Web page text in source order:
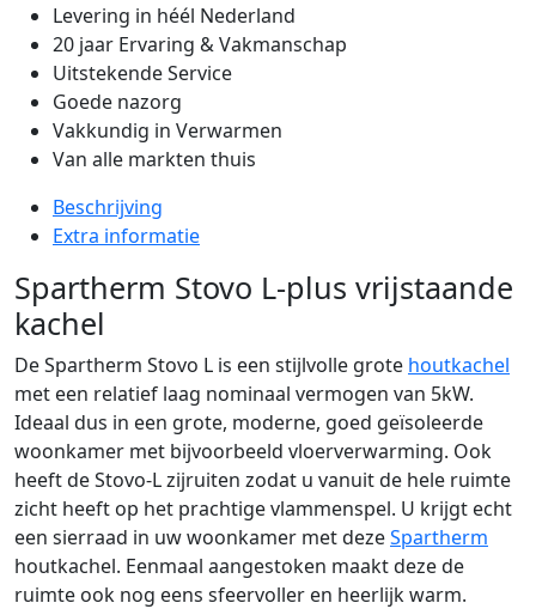
Levering in héél Nederland
20 jaar Ervaring & Vakmanschap
Uitstekende Service
Goede nazorg
Vakkundig in Verwarmen
Van alle markten thuis
Beschrijving
Extra informatie
Spartherm Stovo L-plus vrijstaande
kachel
De Spartherm Stovo L is een stijlvolle grote houtkachel
met een relatief laag nominaal vermogen van 5kW.
Ideaal dus in een grote, moderne, goed geïsoleerde
woonkamer met bijvoorbeeld vloerverwarming. Ook
heeft de Stovo-L zijruiten zodat u vanuit de hele ruimte
zicht heeft op het prachtige vlammenspel. U krijgt echt
een sierraad in uw woonkamer met dezeSpartherm
houtkachel. Eenmaal aangestoken maakt deze de
ruimte ook nog eens sfeervoller en heerlijk warm.